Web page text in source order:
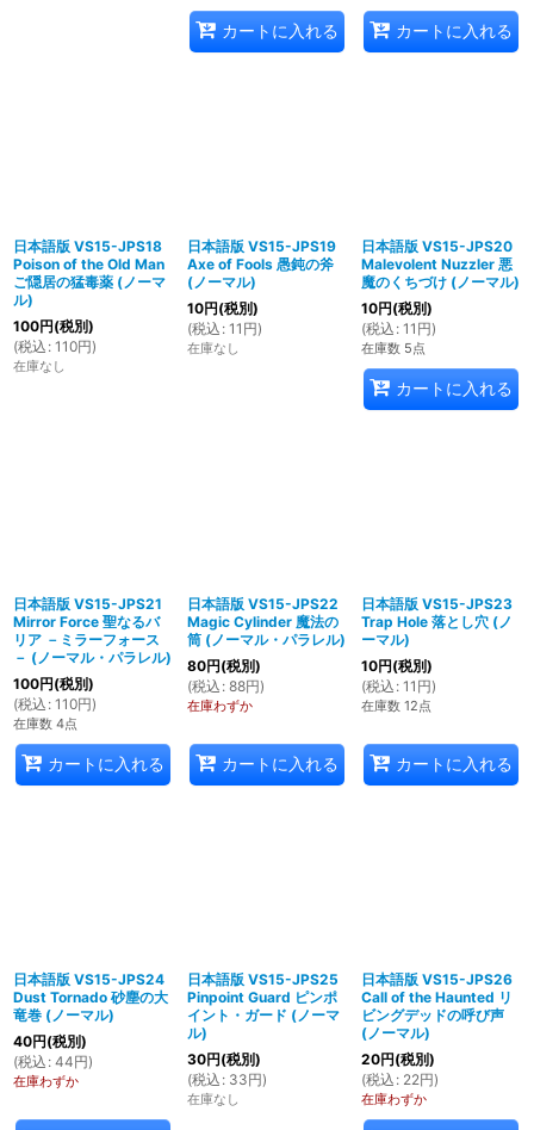
カートに入れる カートに入れる
日本語版 VS15-JPS18
Poison of the Old Man
ご隠居の猛毒薬 (ノーマ
ル)
100円(税別)
(税込 : 110円)
在庫なし
日本語版 VS15-JPS19
Axe of Fools 愚鈍の斧
(ノーマル)
10円(税別)
(税込 : 11 円)
在庫なし
日本語版 VS15-JPS20
Malevolent Nuzzler 悪
魔のくちづけ (ノーマル)
10円(税別)
(税込 : 11 円)
在庫数 5点
カートに入れる
日本語版 VS15-JPS21
Mirror Force 聖なるバ
リア －ミラーフォース
－ (ノーマル・パラレル)
100円(税別)
(税込 : 110円)
在庫数 4点
カートに入れる
日本語版 VS15-JPS22
Magic Cylinder 魔法の
筒 (ノーマル・パラレル)
80円(税別)
(税込 : 88円)
在庫わずか
カートに入れる
日本語版 VS15-JPS23
Trap Hole 落とし穴 (ノ
ーマル)
10円(税別)
(税込 : 11 円)
在庫数 12点
カートに入れる
日本語版 VS15-JPS24
Dust Tornado 砂塵の大
竜巻 (ノーマル)
40円(税別)
(税込 : 44円)
在庫わずか
日本語版 VS15-JPS25
Pinpoint Guard ピンポ
イント・ガード (ノーマ
ル)
30円(税別)
(税込 : 33円)
在庫なし
日本語版 VS15-JPS26
Call of the Haunted リ
ビングデッドの呼び声
(ノーマル)
20円(税別)
(税込 : 22円)
在庫わずか